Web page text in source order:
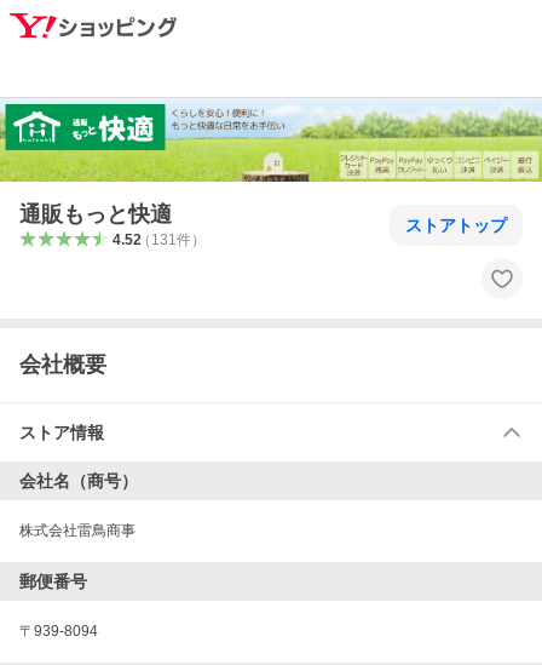
通販もっと快適
4.52（ 131件）
ストアトップ
会社概要
ストア情報
会社名（商号）
株式会社雷鳥商事
郵便番号
〒 939-8094